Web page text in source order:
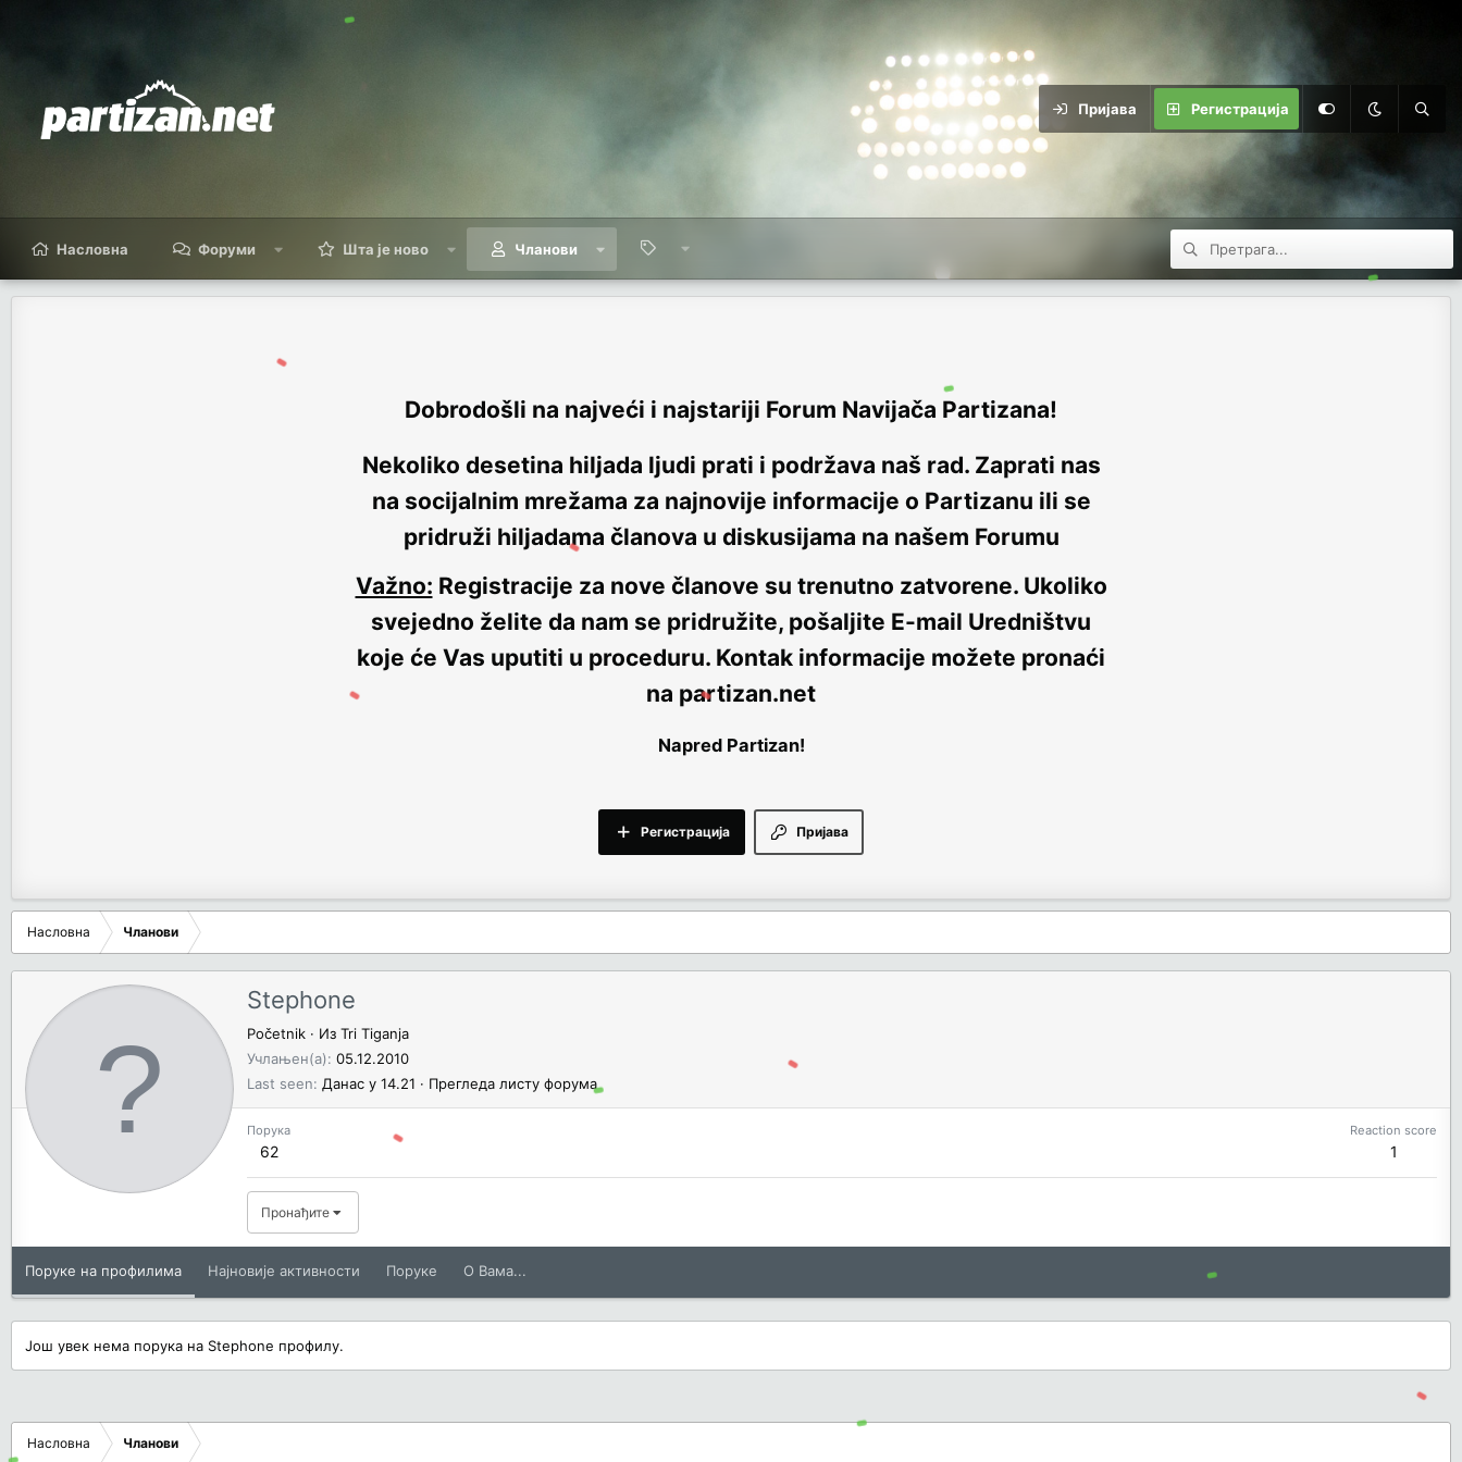
Пријава Регистрација
Насловна Форуми Шта је ново Чланови
Dobrodošli na najveći i najstariji Forum Navijača Partizana!
Nekoliko desetina hiljada ljudi prati i podržava naš rad. Zaprati nas
na socijalnim mrežama za najnovije informacije o Partizanu ili se
pridruži hiljadama članova u diskusijama na našem Forumu
Važno: Registracije za nove članove su trenutno zatvorene. Ukoliko
svejedno želite da nam se pridružite, pošaljite E-mail Uredništvu
koje će Vas uputiti u proceduru. Kontak informacije možete pronaći
na partizan.net
Napred Partizan!
Пријава
Регистрација
Насловна Чланови
Stephone
Početnik · Из Tri Tiganja
Учлањен(а) 05.12.2010
Last seen
Данас у 14.21 · Прегледа листу форума
Порука
62
Reaction score
1
Пронађите
Поруке на профилима Најновије активности Поруке O Вама...
Још увек нема порука на Stephone профилу.
Насловна Чланови